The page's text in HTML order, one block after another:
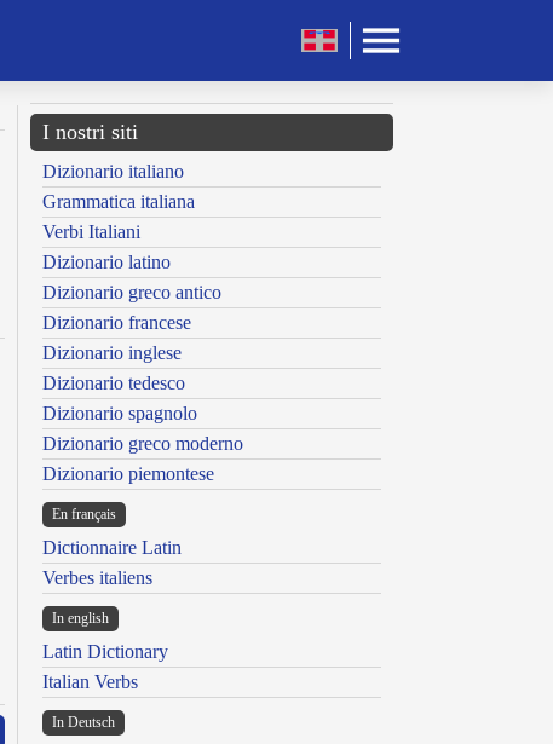
I nostri siti
Dizionario italiano
Grammatica italiana
Verbi Italiani
Dizionario latino
Dizionario greco antico
Dizionario francese
Dizionario inglese
Dizionario tedesco
Dizionario spagnolo
Dizionario greco moderno
Dizionario piemontese
En français
Dictionnaire Latin
Verbes italiens
In english
Latin Dictionary
Italian Verbs
In Deutsch